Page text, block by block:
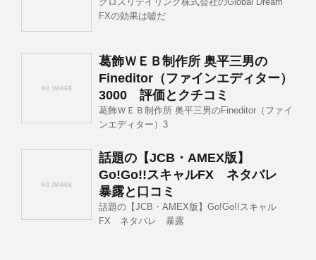
FXの効果は嘘だ
葛飾ＷＥＢ制作所 奥平三男の
Fineditor（ファインエディター）
3000 評価とクチコミ
葛飾ＷＥＢ制作所 奥平三男のFineditor（ファイ
ンエディター）3
話題の【JCB・AMEX版】
Go!Go!!スキャルFX ネタバレ
暴露と口コミ
話題の【JCB・AMEX版】Go!Go!!スキャル
FX ネタバレ 暴露